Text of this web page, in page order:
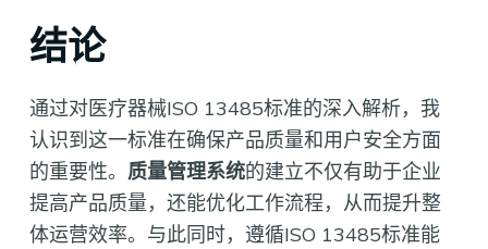
结论
通过对医疗器械ISO 13485标准的深入解析，我
认识到这一标准在确保产品质量和用户安全方面
的重要性。 质量管理系统的建立不仅有助于企业
提高产品质量，还能优化工作流程，从而提升整
体运营效率。与此同时，遵循ISO 13485标准能